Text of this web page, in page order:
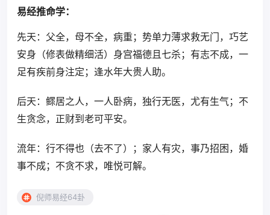
易经推命学：
先天：父全，母不全，病重；势单力薄求救无门，巧艺
安身（修表做精细活）身宫福德且七杀；有志不成，一
足有疾前身注定；逢水年大贵人助。
后天：鳏居之人，一人卧病，独行无医，尤有生气；不
生贪念，正财到老可平安。
流年：行不得也（去不了）；家人有灾，事乃招困，婚
事不成；不贪不求，唯悦可解。
倪师易经64卦